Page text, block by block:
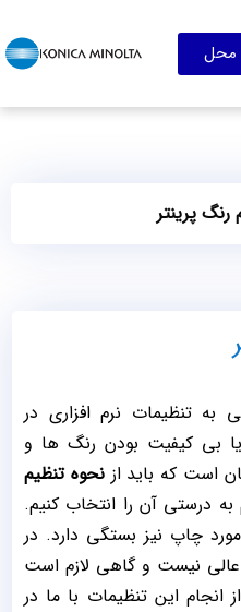
محل
رنگ پرینتر
به تنظیمات نرم افزاری در
بی کیفیت بودن رنگ ها و
است که باید ازنحوه تنظیم
به درستی آن را انتخاب کنیم.
چاپ نیز بستگی دارد. در
نیست و گاهی لازم است
انجام این تنظیمات با ما در